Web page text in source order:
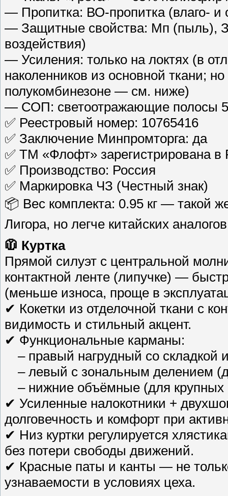
— Пропитка: ВО-пропитка (влаго- и
— Защитные свойства: Мп (пыль), З
воздействия)
— Усиления: только на локтях (в
наколенников из основной ткани;
полукомбинезоне — см. ниже)
— СОП: светоотражающие полосы
✅ Реестровый номер: 10765416
✅ Заключение Минпромторга: да
✅ ТМ «Флофт»
✅ Производство: Россия
✅ Маркировка ЧЗ (Честный знак)
📦 Вес комплекта: 0.95 кг — такой
Лигора, но легче китайских аналогов
🧥 Куртка
Прямой силуэт с центральной
контактной ленте (липучке) —
(меньше износа, проще в
✔ Кокетки из отделочной ткани с
видимость и стильный акцент.
✔ Функциональные карманы:
– правый нагрудный со складкой
– левый с зональным делением
– нижние объёмные (для крупных
✔ Усиленные налокотники +
долговечность и комфорт при
✔ Низ куртки регулируется
без потери свободы движений.
✔ Красные паты и канты — не
узнаваемости в условиях цеха.